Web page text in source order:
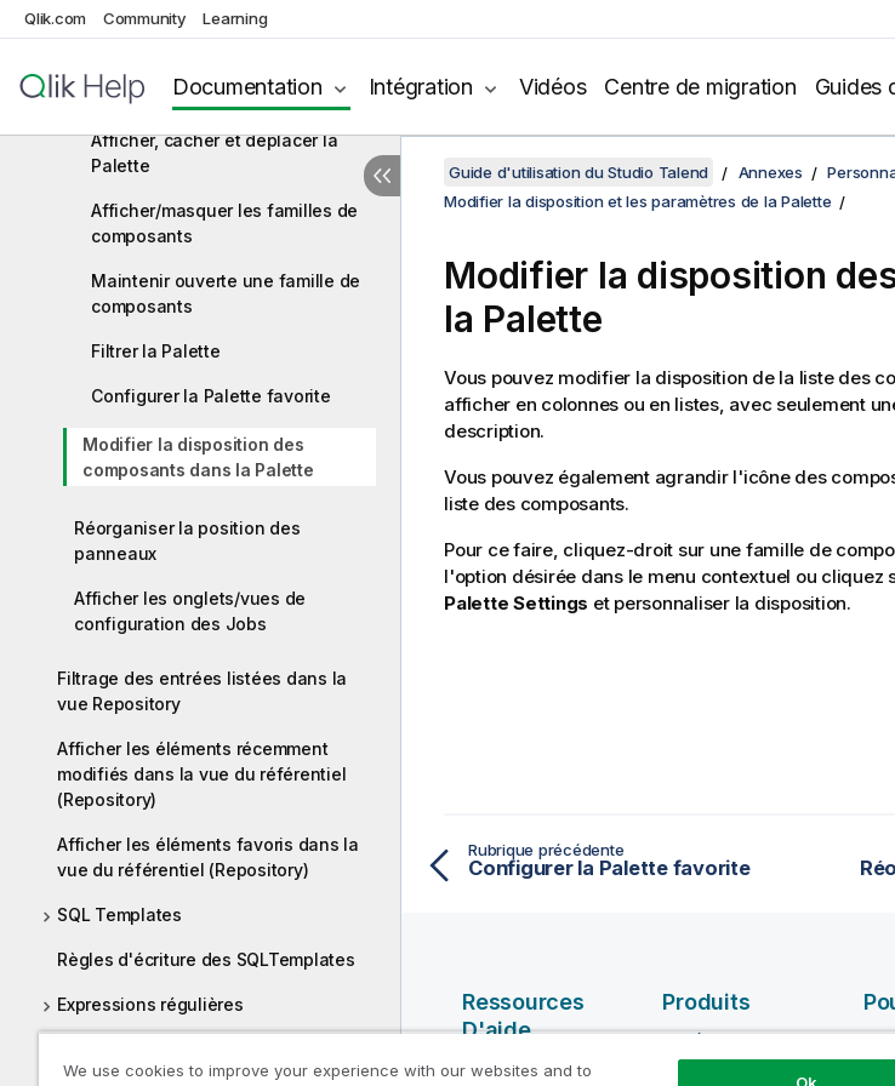
Qlik.com Community Learning
Documentation Intégration Vidéos Centre de migration Guides
Personnaliser l'espace de travail
Modifier la disposition et les
paramètres de la Palette
Afficher, cacher et déplacer la
Palette
Afficher/masquer les familles de
composants
Maintenir ouverte une famille de
composants
Filtrer la Palette
Configurer la Palette favorite
Modifier la disposition des
composants dans la Palette
Réorganiser la position des
panneaux
Afficher les onglets/vues de
configuration des Jobs
Filtrage des entrées listées dans la
vue Repository
Afficher les éléments récemment
modifiés dans la vue du référentiel
(Repository)
Afficher les éléments favoris dans la
vue du référentiel (Repository)
SQL Templates
Règles d'écriture des SQLTemplates
Expressions régulières
données
Guide d'utilisation du Studio Talend Annexes
Modifier la disposition et les paramètres de la Palette
Modifier la disposition
la Palette
Vous pouvez modifier la disposition de la liste des
afficher en colonnes ou en listes, avec seulement
description.
Vous pouvez également agrandir l'icône des
liste des composants.
Pour ce faire, cliquez-droit sur une famille de
l'option désirée dans le menu contextuel ou cliquez
Palette Settings et personnaliser la disposition.
Rubrique précédente
Configurer la Palette favorite
Ressources
D'aide
Vidéos Qlik Help
Produits
QUALITÉ DE
We use cookies to improve your experience with our websites and to